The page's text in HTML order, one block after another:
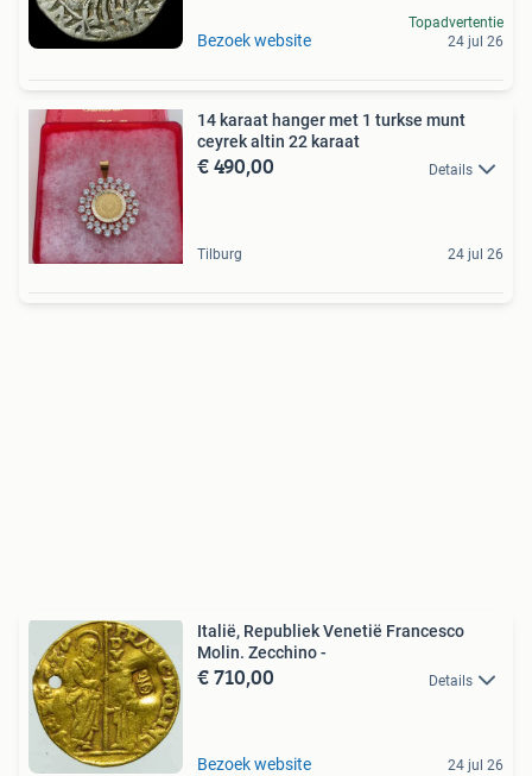
Bezoek website
Topadvertentie
24 jul 26
14 karaat hanger met 1 turkse munt
ceyrek altin 22 karaat
€ 490,00 Details
Tilburg 24 jul 26
Italië, Republiek Venetië Francesco
Molin. Zecchino -
€ 710,00 Details
Bezoek website 24 jul 26